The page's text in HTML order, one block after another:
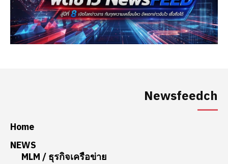
Newsfeedch
Home
NEWS
MLM / ธุรกิจเครือข่าย